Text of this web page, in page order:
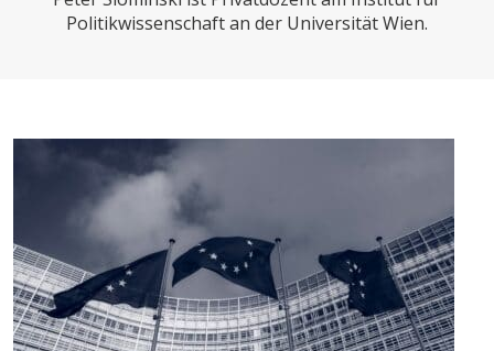
SUCHE
ECONOMISTS FOR FUTURE
DEUTSCHLAND
Politikwissenschaft an der Universität Wien.